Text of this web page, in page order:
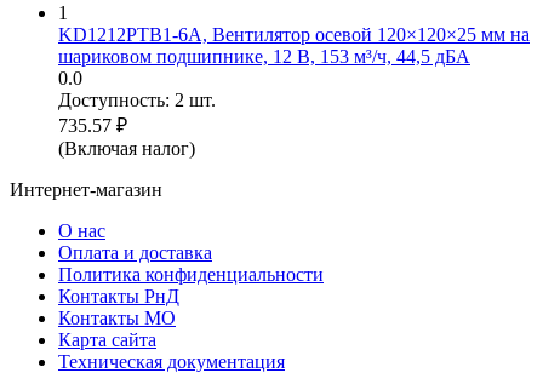
1
KD1212PTB1-6A, Вентилятор осевой 120×120×25 мм на
шариковом подшипнике, 12 В, 153 м³/ч, 44,5 дБА
0.0
Доступность: 2 шт.
735.57 ₽
(Включая налог)
Интернет-магазин
О нас
Оплата и доставка
Политика конфиденциальности
Контакты РнД
Контакты МО
Карта сайта
Техническая документация